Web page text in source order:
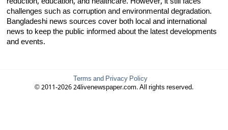
challenges such as corruption and environmental degradation.
Bangladeshi news sources cover both local and international
news to keep the public informed about the latest developments
and events.
Terms and Privacy Policy
© 2011-2026 24livenewspaper.com. All rights reserved.